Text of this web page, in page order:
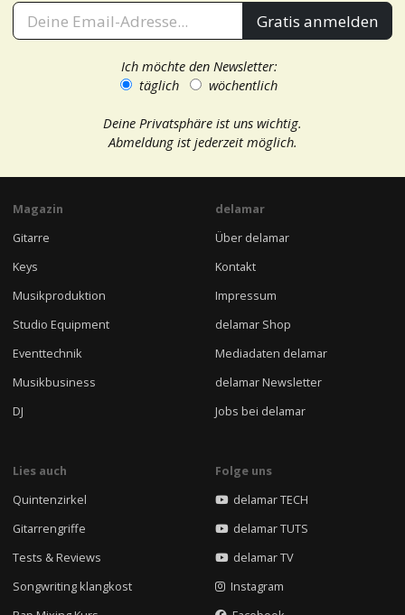
Gratis anmelden
Ich möchte den Newsletter:
täglich
wöchentlich
Deine Privatsphäre ist uns wichtig.
Abmeldung ist jederzeit möglich.
Magazin
Gitarre
Keys
Musikproduktion
Studio Equipment
Eventtechnik
Musikbusiness
DJ
delamar
Über delamar
Kontakt
Impressum
delamar Shop
Mediadaten delamar
delamar Newsletter
Jobs bei delamar
Lies auch
Quintenzirkel
Gitarrengriffe
Tests & Reviews
Songwriting klangkost
Folge uns
delamar TECH
delamar TUTS
delamar TV
Instagram